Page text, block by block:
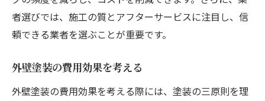
者選びでは、施工の質とアフターサービスに注目し、信
頼できる業者を選ぶことが重要です。
外壁塗装の費用効果を考える
外壁塗装の費用効果を考える際には、塗装の三原則を理